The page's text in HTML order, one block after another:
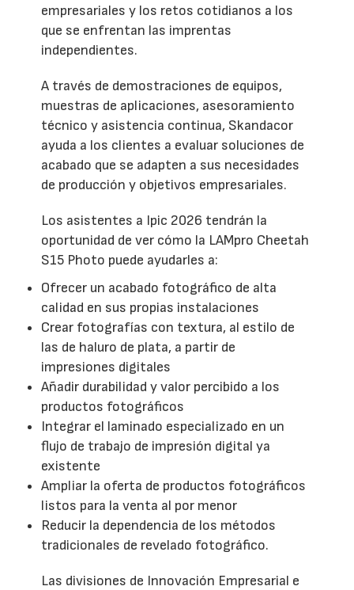
empresariales y los retos cotidianos a los
que se enfrentan las imprentas
independientes.
A través de demostraciones de equipos,
muestras de aplicaciones, asesoramiento
técnico y asistencia continua, Skandacor
ayuda a los clientes a evaluar soluciones de
acabado que se adapten a sus necesidades
de producción y objetivos empresariales.
Los asistentes a Ipic 2026 tendrán la
oportunidad de ver cómo la LAMpro Cheetah
S15 Photo puede ayudarles a:
Ofrecer un acabado fotográfico de alta
calidad en sus propias instalaciones
Crear fotografías con textura, al estilo de
las de haluro de plata, a partir de
impresiones digitales
Añadir durabilidad y valor percibido a los
productos fotográficos
Integrar el laminado especializado en un
flujo de trabajo de impresión digital ya
existente
Ampliar la oferta de productos fotográficos
listos para la venta al por menor
Reducir la dependencia de los métodos
tradicionales de revelado fotográfico.
Las divisiones de Innovación Empresarial e